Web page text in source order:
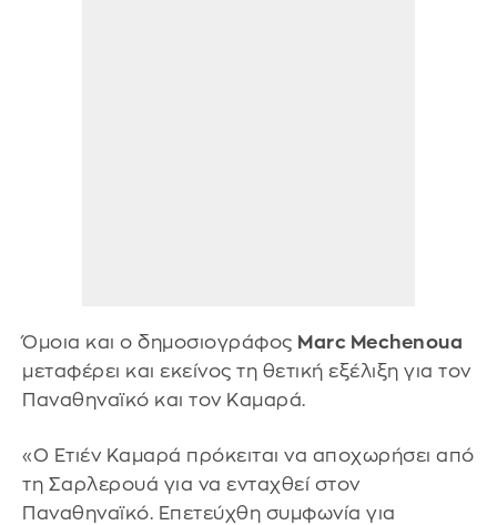
Όμοια και ο δημοσιογράφος Marc Mechenoua
μεταφέρει και εκείνος τη θετική εξέλιξη για τον
Παναθηναϊκό και τον Καμαρά.
«Ο Ετιέν Καμαρά πρόκειται να αποχωρήσει από
τη Σαρλερουά για να ενταχθεί στον
Παναθηναϊκό. Επετεύχθη συμφωνία για